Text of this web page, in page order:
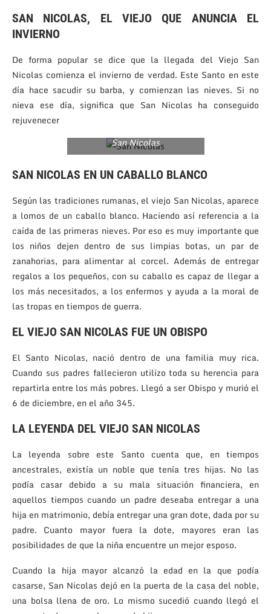
SAN NICOLAS, EL VIEJO QUE ANUNCIA EL
INVIERNO
De forma popular se dice que la llegada del Viejo San
Nicolas comienza el invierno de verdad. Este Santo en este
día hace sacudir su barba, y comienzan las nieves. Si no
nieva ese día, significa que San Nicolas ha conseguido
rejuvenecer
San Nicolas
SAN NICOLAS EN UN CABALLO BLANCO
Según las tradiciones rumanas, el viejo San Nicolas, aparece
a lomos de un caballo blanco. Haciendo así referencia a la
caída de las primeras nieves. Por eso es muy importante que
los niños dejen dentro de sus limpias botas, un par de
zanahorias, para alimentar al corcel. Además de entregar
regalos a los pequeños, con su caballo es capaz de llegar a
los más necesitados, a los enfermos y ayuda a la moral de
las tropas en tiempos de guerra.
EL VIEJO SAN NICOLAS FUE UN OBISPO
El Santo Nicolas, nació dentro de una familia muy rica.
Cuando sus padres fallecieron utilizo toda su herencia para
repartirla entre los más pobres. Llegó a ser Obispo y murió el
6 de diciembre, en el año 345.
LA LEYENDA DEL VIEJO SAN NICOLAS
La leyenda sobre este Santo cuenta que, en tiempos
ancestrales, existía un noble que tenía tres hijas. No las
podía casar debido a su mala situación financiera, en
aquellos tiempos cuando un padre deseaba entregar a una
hija en matrimonio, debía entregar una gran dote, dada por su
padre. Cuanto mayor fuera la dote, mayores eran las
posibilidades de que la niña encuentre un mejor esposo.
Cuando la hija mayor alcanzó la edad en la que podía
casarse, San Nicolas dejó en la puerta de la casa del noble,
una bolsa llena de oro. Lo mismo sucedió cuando llegó el